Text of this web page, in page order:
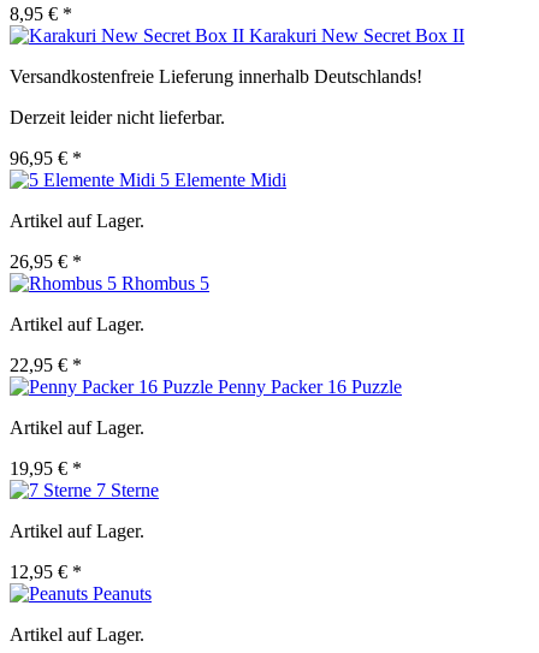
8,95 € *
Karakuri New Secret Box II
Versandkostenfreie Lieferung innerhalb Deutschlands!
Derzeit leider nicht lieferbar.
96,95 € *
5 Elemente Midi
Artikel auf Lager.
26,95 € *
Rhombus 5
Artikel auf Lager.
22,95 € *
Penny Packer 16 Puzzle
Artikel auf Lager.
19,95 € *
7 Sterne
Artikel auf Lager.
12,95 € *
Peanuts
Artikel auf Lager.